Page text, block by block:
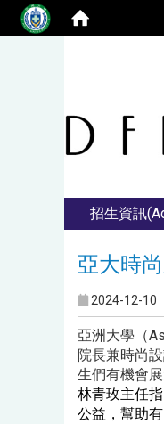
招生資訊
亞大時
2024-12-10
亞洲大學（
院長兼時尚
生們有機會
林青玫主任
公益，幫助